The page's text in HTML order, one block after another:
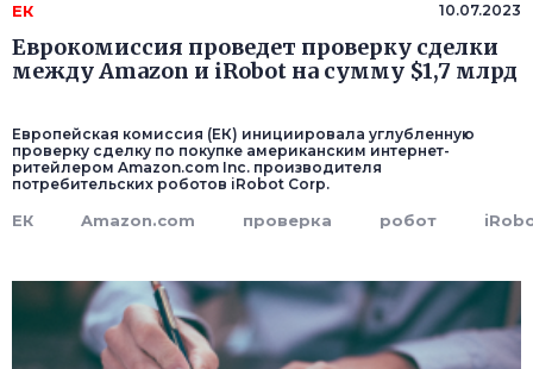
ЕК 10.07.2023
Еврокомиссия проведет проверку сделки
между Amazon и iRobot на сумму $1,7 млрд
Европейская комиссия (ЕК) инициировала углубленную
проверку сделку по покупке американским интернет-
ритейлером Amazon.com Inc. производителя
потребительских роботов iRobot Corp.
ЕК Amazon.com проверка робот